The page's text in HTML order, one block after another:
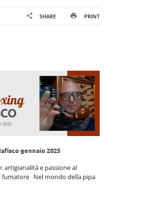
SHARE PRINT
gennaio 2025
artigianalità e passione al
fumatore Nel mondo della pipa